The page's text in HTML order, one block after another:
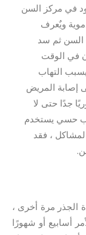
في مركز السن
ويٌعرف
السن ثم سد
في الوقت
التهاب
إصابة المريض
جدًا حتى لا
حسي يستخدم
، فقد
الجذر مرة أخرى ،
أسابيع أو شهورًا